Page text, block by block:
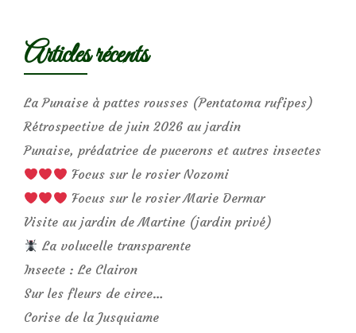
Articles récents
La Punaise à pattes rousses (Pentatoma rufipes)
Rétrospective de juin 2026 au jardin
Punaise, prédatrice de pucerons et autres insectes
Focus sur le rosier Nozomi
Focus sur le rosier Marie Dermar
Visite au jardin de Martine (jardin privé)
La volucelle transparente
Insecte : Le Clairon
Sur les fleurs de circe…
Corise de la Jusquiame